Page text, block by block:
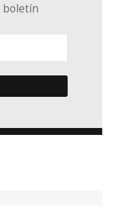
boletín